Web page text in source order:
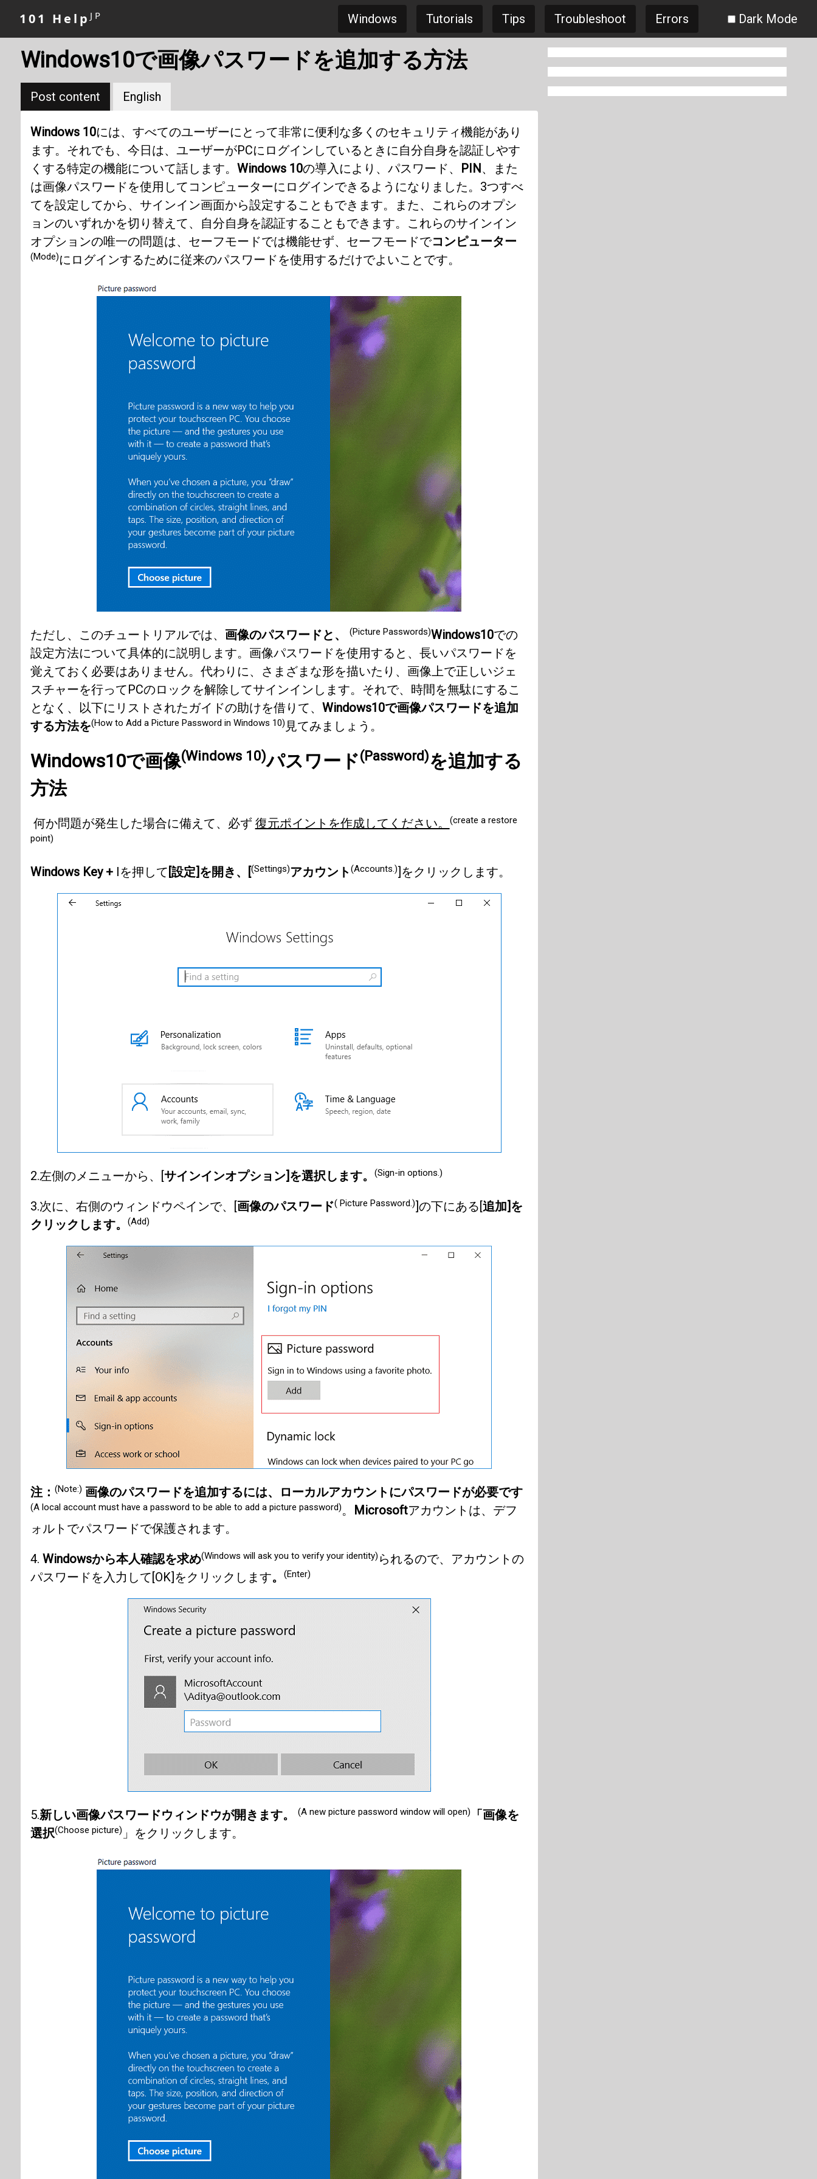
101 HelpJP Windows Tutorials Tips Troubleshoot Errors Dark Mode
Windows10で画像パスワードを追加する方法
Post content English
Windows 10には、すべてのユーザーにとって非常に便利な多くのセキュリティ機能があり
ます。それでも、今日は、ユーザーがPCにログインしているときに自分自身を認証しやす
くする特定の機能について話します。 Windows 10の導入により、パスワード、 PIN、また
は画像パスワードを使用してコンピューターにログインできるようになりました。3つすべ
てを設定してから、サインイン画面から設定することもできます。また、これらのオプシ
ョンのいずれかを切り替えて、自分自身を認証することもできます。これらのサインイン
オプションの唯一の問題は、セーフモードでは機能せず、セーフモードでコンピューター
(Mode)にログインするために従来のパスワードを使用するだけでよいことです。
ただし、このチュートリアルでは、 画像のパスワードと、 (Picture Passwords)Windows10での
設定方法について具体的に説明します。画像パスワードを使用すると、長いパスワードを
覚えておく必要はありません。代わりに、さまざまな形を描いたり、画像上で正しいジェ
スチャーを行ってPCのロックを解除してサインインします。それで、時間を無駄にするこ
となく、以下にリストされたガイドの助けを借りて、 Windows10で画像パスワードを追加
する方法を(How to Add a Picture Password in Windows 10) 見てみましょう。
Windows10で画像(Windows 10)パスワード(Password)を追加する
方法
何か問題が発生した場合に備えて、必ず 復元ポイントを作成してください。
(create a restore
point)
Windows Key +Iを押して [設定]を開き、[(Settings)アカウント(Accounts.)]をクリックします。
2.左側のメニューから、[サインインオプション]を選択します。 (Sign-in options.)
3.次に、右側のウィンドウペインで、[画像のパスワード( Picture Password.)]の下にある[追加]を
クリックします。
(Add)
注： (Note:) 画像のパスワードを追加するには、ローカルアカウントにパスワードが必要です
(A local account must have a password to be able to add a picture password)。 Microsoftアカウントは、デフ
ォルトでパスワードで保護されます。
4. Windowsから本人確認を求め(Windows will ask you to verify your identity) られるので、アカウントの
パスワードを入力して[OK]をクリックします。 (Enter)
5.新しい画像パスワードウィンドウが開きます。 (A new picture password window will open)
「画像を
選択(Choose picture) 」をクリックします。